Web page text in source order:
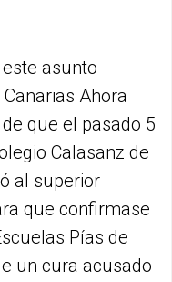
asunto
Ahora
que el pasado 5
Calasanz de
al superior
que confirmase
Pías de
un cura acusado